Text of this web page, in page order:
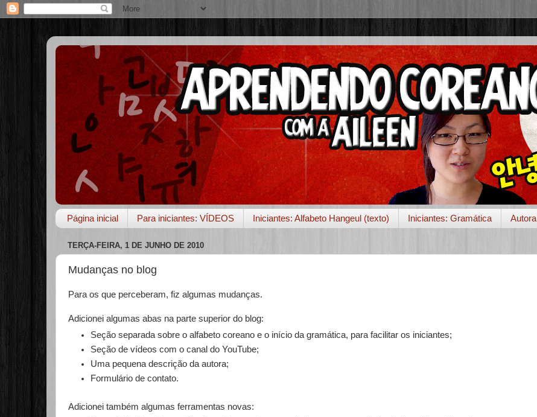
Página inicial Para iniciantes: VÍDEOS Iniciantes: Alfabeto Hangeul (texto) Iniciantes: Gramática Autora
TERÇA-FEIRA, 1 DE JUNHO DE 2010
Mudanças no blog
Para os que perceberam, fiz algumas mudanças.
Adicionei algumas abas na parte superior do blog:
Seção separada sobre o alfabeto coreano e o início da gramática, para facilitar os iniciantes;
Seção de vídeos com o canal do YouTube;
Uma pequena descrição da autora;
Formulário de contato.
Adicionei também algumas ferramentas novas: